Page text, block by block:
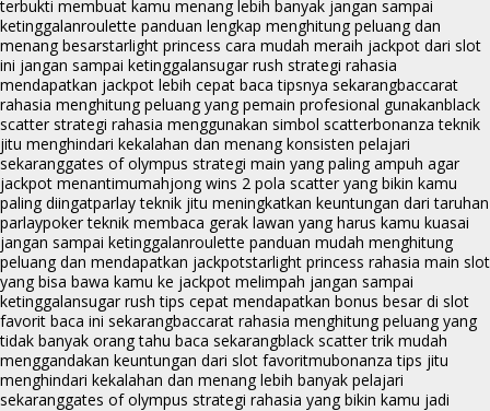
terbukti membuat kamu menang lebih banyak jangan sampai
ketinggalanroulette panduan lengkap menghitung peluang dan
menang besarstarlight princess cara mudah meraih jackpot dari slot
ini jangan sampai ketinggalansugar rush strategi rahasia
mendapatkan jackpot lebih cepat baca tipsnya sekarangbaccarat
rahasia menghitung peluang yang pemain profesional gunakanblack
scatter strategi rahasia menggunakan simbol scatterbonanza teknik
jitu menghindari kekalahan dan menang konsisten pelajari
sekaranggates of olympus strategi main yang paling ampuh agar
jackpot menantimumahjong wins 2 pola scatter yang bikin kamu
paling diingatparlay teknik jitu meningkatkan keuntungan dari taruhan
parlaypoker teknik membaca gerak lawan yang harus kamu kuasai
jangan sampai ketinggalanroulette panduan mudah menghitung
peluang dan mendapatkan jackpotstarlight princess rahasia main slot
yang bisa bawa kamu ke jackpot melimpah jangan sampai
ketinggalansugar rush tips cepat mendapatkan bonus besar di slot
favorit baca ini sekarangbaccarat rahasia menghitung peluang yang
tidak banyak orang tahu baca sekarangblack scatter trik mudah
menggandakan keuntungan dari slot favoritmubonanza tips jitu
menghindari kekalahan dan menang lebih banyak pelajari
sekaranggates of olympus strategi rahasia yang bikin kamu jadi